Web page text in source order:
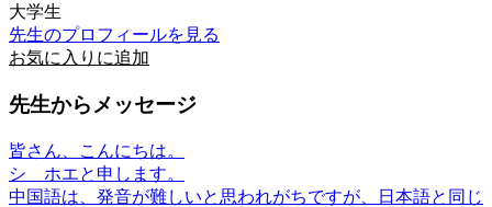
大学生
先生のプロフィールを見る
お気に入りに追加
先生からメッセージ
皆さん、こんにちは。
​シ ホエと申します。
​中国語は、発音が難しいと思われがちですが、日本語と同じ